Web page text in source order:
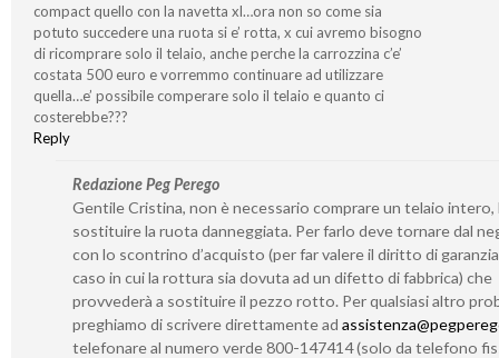
compact quello con la navetta xl…ora non so come sia
potuto succedere una ruota si e’ rotta, x cui avremo bisogno
di ricomprare solo il telaio, anche perche la carrozzina c’e’
costata 500 euro e vorremmo continuare ad utilizzare
quella…e’ possibile comperare solo il telaio e quanto ci
costerebbe???
Reply
Redazione Peg Perego
Gentile Cristina, non è necessario comprare un telaio intero,
sostituire la ruota danneggiata. Per farlo deve tornare dal
con lo scontrino d’acquisto (per far valere il diritto di
caso in cui la rottura sia dovuta ad un difetto di fabbrica) che
provvederà a sostituire il pezzo rotto. Per qualsiasi altro
preghiamo di scrivere direttamente ad
telefonare al numero verde 800-147414 (solo da telefono